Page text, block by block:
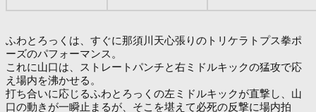
ふわとろっくは、すぐに那須川天心張りのトリケラトプス拳ポ
ーズのパフォーマンス。
これに山口は、ストレートパンチと右ミドルキックの猛攻で応
え場内を沸かせる。
打ち合いに応じるふわとろっくの左ミドルキックが直撃し、山
口の動きが一瞬止まるが、そこを堪えて必死の反撃に場内拍